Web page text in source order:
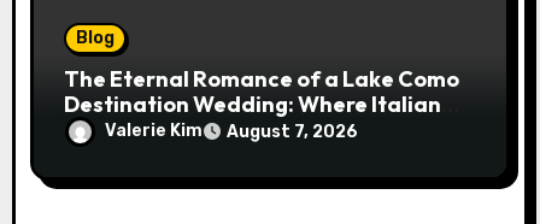
Blog
The Eternal Romance of a Lake Como
Destination Wedding: Where Italian
Elegance Meets Alpine Serenity
Valerie Kim August 7, 2026